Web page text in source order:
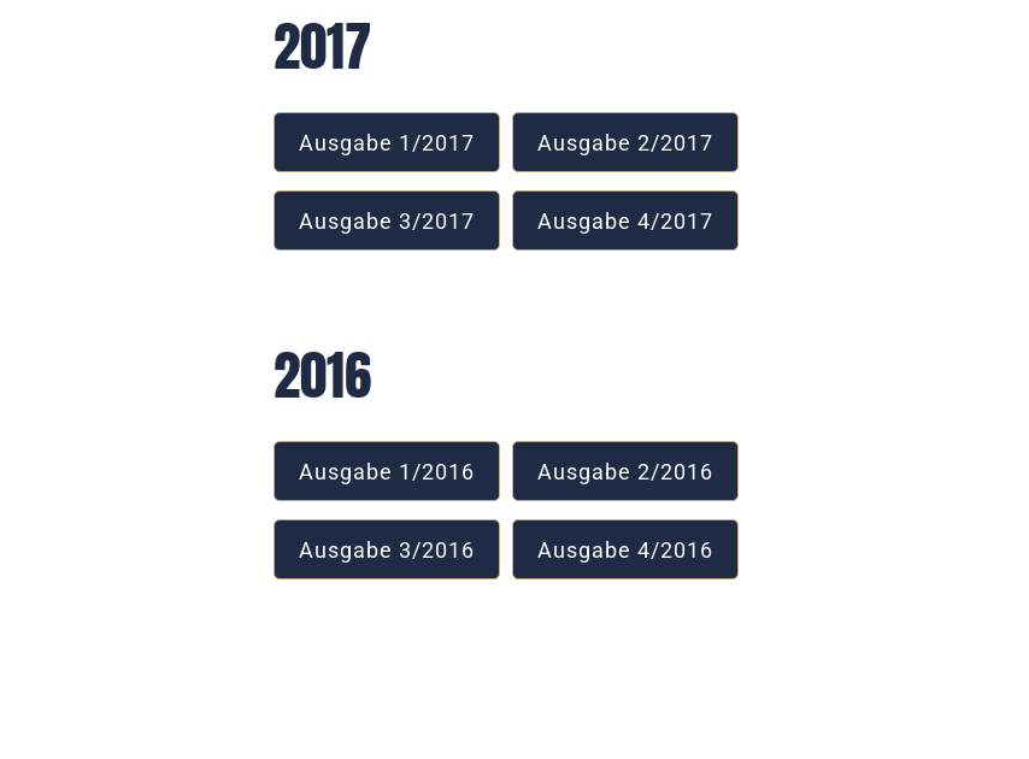
2017
Ausgabe 1/2017 Ausgabe 2/2017
Ausgabe 3/2017 Ausgabe 4/2017
2016
Ausgabe 1/2016 Ausgabe 2/2016
Ausgabe 3/2016 Ausgabe 4/2016